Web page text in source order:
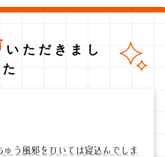
いただきまし
た
う風邪をひいては寝込んでしま